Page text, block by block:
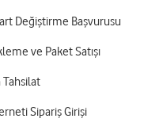
Değiştirme Başvurusu
ve Paket Satışı
Tahsilat
Sipariş Girişi